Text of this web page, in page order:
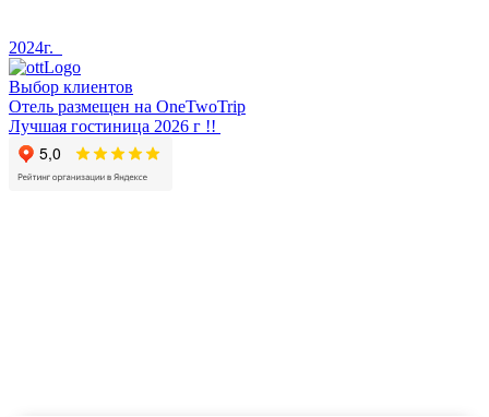
2024г.
Выбор клиентов
Отель размещен на OneTwoTrip
Лучшая гостиница 2026 г !!